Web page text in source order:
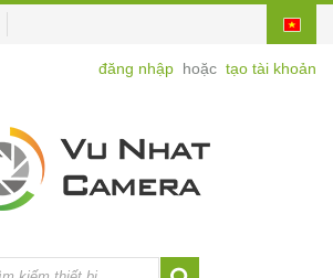
đăng nhập hoặc tạo tài khoản